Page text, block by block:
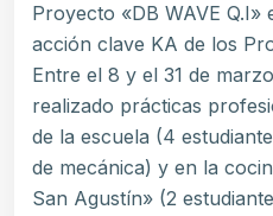
Proyecto «DB WAVE Q.I»
acción clave KA de los
Entre el 8 y el 31 de
realizado prácticas
de la escuela (4
de mecánica) y en la
San Agustín» (2